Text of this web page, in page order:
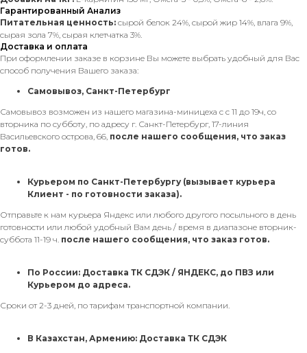
Гарантированный Анализ
Питательная ценность: сырой белок 24%, сырой жир 14%, влага 9%,
сырая зола 7%, сырая клетчатка 3%.
Доставка и оплата
При оформлении заказе в корзине Вы можете выбрать удобный для Вас
способ получения Вашего заказа:
Самовывоз, Санкт-Петербург
Самовывоз возможен из нашего магазина-миницеха с с 11 до 19ч, со
вторника по субботу, по адресу г. Санкт-Петербург, 17-линия
Васильевского острова, 66, после нашего сообщения, что заказ
готов.
Курьером по Санкт-Петербургу (вызывает курьера
Клиент - по готовности заказа).
Отправьте к нам курьера Яндекс или любого другого посыльного в день
готовности или любой удобный Вам день / время в диапазоне вторник-
суббота 11-19 ч. после нашего сообщения, что заказ готов.
По России: Доставка ТК СДЭК / ЯНДЕКС, до ПВЗ или
Курьером до адреса.
Сроки от 2-3 дней, по тарифам транспортной компании.
В Казахстан, Армению: Доставка ТК СДЭК